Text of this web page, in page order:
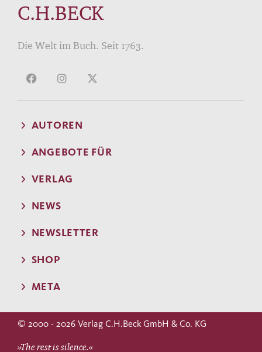
C.H.BECK
Die Welt im Buch. Seit 1763.
AUTOREN
ANGEBOTE FÜR
VERLAG
NEWS
NEWSLETTER
SHOP
META
© 2000 - 2026 Verlag C.H.Beck GmbH & Co. KG
»The rest is silence.«